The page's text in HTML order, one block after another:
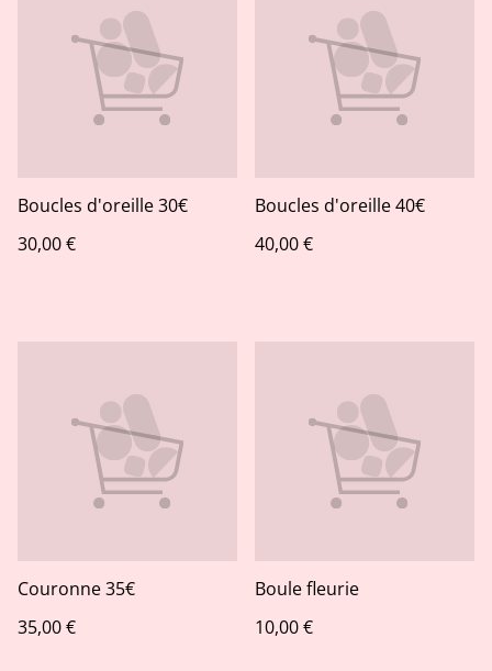
Boucles d'oreille 30€
30,00 €
Boucles d'oreille 40€
40,00 €
Couronne 35€
35,00 €
Boule fleurie
10,00 €